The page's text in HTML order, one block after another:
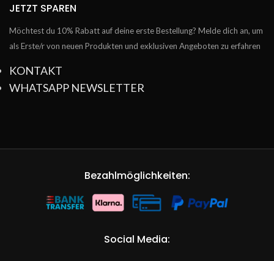
JETZT SPAREN
Möchtest du 10% Rabatt auf deine erste Bestellung? Melde dich an, um
als Erste/r von neuen Produkten und exklusiven Angeboten zu erfahren
KONTAKT
WHATSAPP NEWSLETTER
Bezahlmöglichkeiten:
Social Media: